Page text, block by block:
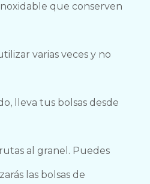
que conserven
varias veces y no
lleva tus bolsas desde
al granel. Puedes
las bolsas de